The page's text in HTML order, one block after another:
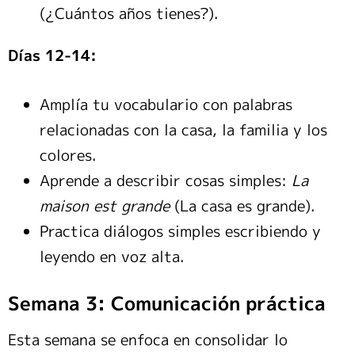
(¿Cuántos años tienes?).
Días 12-14:
Amplía tu vocabulario con palabras
relacionadas con la casa, la familia y los
colores.
Aprende a describir cosas simples: La
maison est grande(La casa es grande).
Practica diálogos simples escribiendo y
leyendo en voz alta.
Semana 3: Comunicación práctica
Esta semana se enfoca en consolidar lo